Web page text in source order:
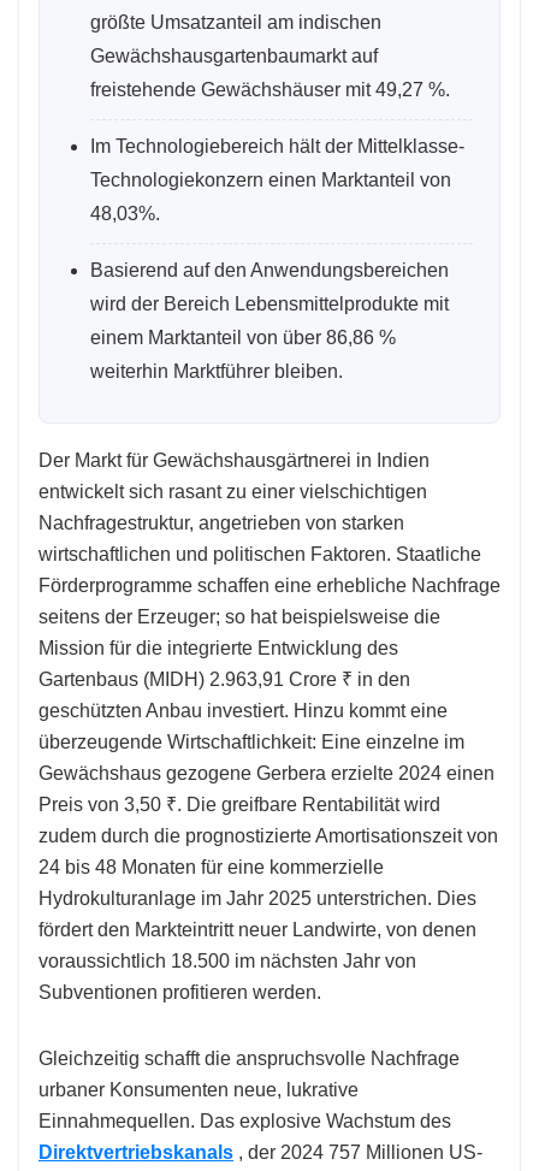
größte Umsatzanteil am indischen
Gewächshausgartenbaumarkt auf
freistehende Gewächshäuser mit 49,27 %.
Im Technologiebereich hält der Mittelklasse-
Technologiekonzern einen Marktanteil von
48,03%.
Basierend auf den Anwendungsbereichen
wird der Bereich Lebensmittelprodukte mit
einem Marktanteil von über 86,86 %
weiterhin Marktführer bleiben.
Der Markt für Gewächshausgärtnerei in Indien
entwickelt sich rasant zu einer vielschichtigen
Nachfragestruktur, angetrieben von starken
wirtschaftlichen und politischen Faktoren. Staatliche
Förderprogramme schaffen eine erhebliche Nachfrage
seitens der Erzeuger; so hat beispielsweise die
Mission für die integrierte Entwicklung des
Gartenbaus (MIDH) 2.963,91 Crore ₹ in den
geschützten Anbau investiert. Hinzu kommt eine
überzeugende Wirtschaftlichkeit: Eine einzelne im
Gewächshaus gezogene Gerbera erzielte 2024 einen
Preis von 3,50 ₹. Die greifbare Rentabilität wird
zudem durch die prognostizierte Amortisationszeit von
24 bis 48 Monaten für eine kommerzielle
Hydrokulturanlage im Jahr 2025 unterstrichen. Dies
fördert den Markteintritt neuer Landwirte, von denen
voraussichtlich 18.500 im nächsten Jahr von
Subventionen profitieren werden.
Gleichzeitig schafft die anspruchsvolle Nachfrage
urbaner Konsumenten neue, lukrative
Einnahmequellen. Das explosive Wachstum des
Direktvertriebskanals , der 2024 757 Millionen US-